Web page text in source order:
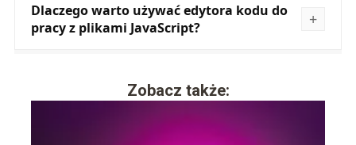
Dlaczego warto używać edytora kodu do
pracy z plikami JavaScript?
Zobacz także: